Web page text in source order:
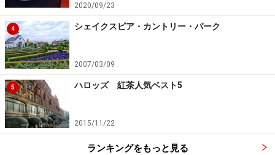
ているようです。
紅茶を買う際は賞味期限を必ず確認し、自分がどれくら
いの量をどれくらいの期間で消費できるか考えて購入す
るのが良いかと思います。
私たちは紅茶を買ってもすぐに使用するとは限りませ
ん。だからこそ賞味期限まで十分な期間がある紅茶を選
2020/09/23
4 シェイクスピア・カントリー・パーク
2007/03/09
5 ハロッズ 紅茶人気ベスト5
2015/11/22
ランキングをもっと見る